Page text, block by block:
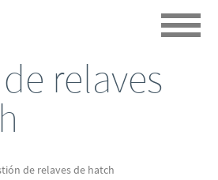
relaves
de relaves de hatch